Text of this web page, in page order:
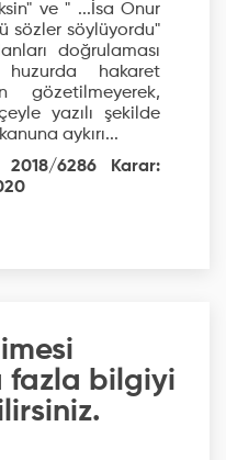
ve " ...İsa Onur
sözler söylüyordu"
doğrulaması
huzurda hakaret
gözetilmeyerek,
yazılı şekilde
aykırı...
2018/6286 Karar:
fazla bilgiyi